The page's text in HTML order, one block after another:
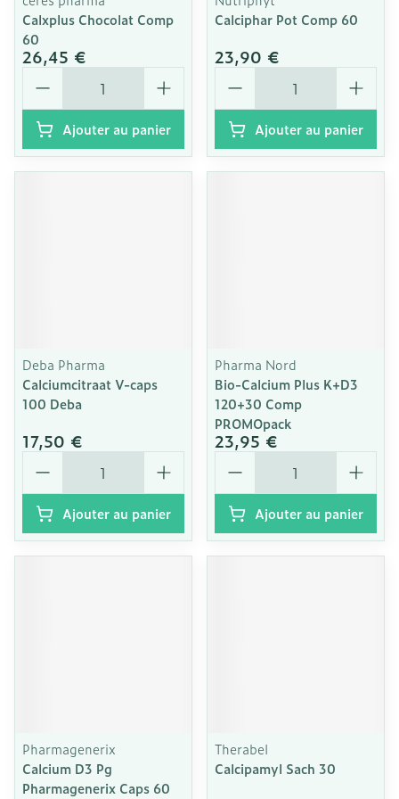
Calxplus Chocolat Comp
60
26,45 €
Quantité
Ajouter au panier
Calciphar Pot Comp 60
23,90 €
Quantité
Ajouter au panier
Deba Pharma
Calciumcitraat V-caps
100 Deba
17,50 €
Quantité
Ajouter au panier
Pharma Nord
Bio-Calcium Plus K+D3
120+30 Comp
PROMOpack
23,95 €
Quantité
Ajouter au panier
Pharmagenerix
Calcium D3 Pg
Pharmagenerix Caps 60
Therabel
Calcipamyl Sach 30